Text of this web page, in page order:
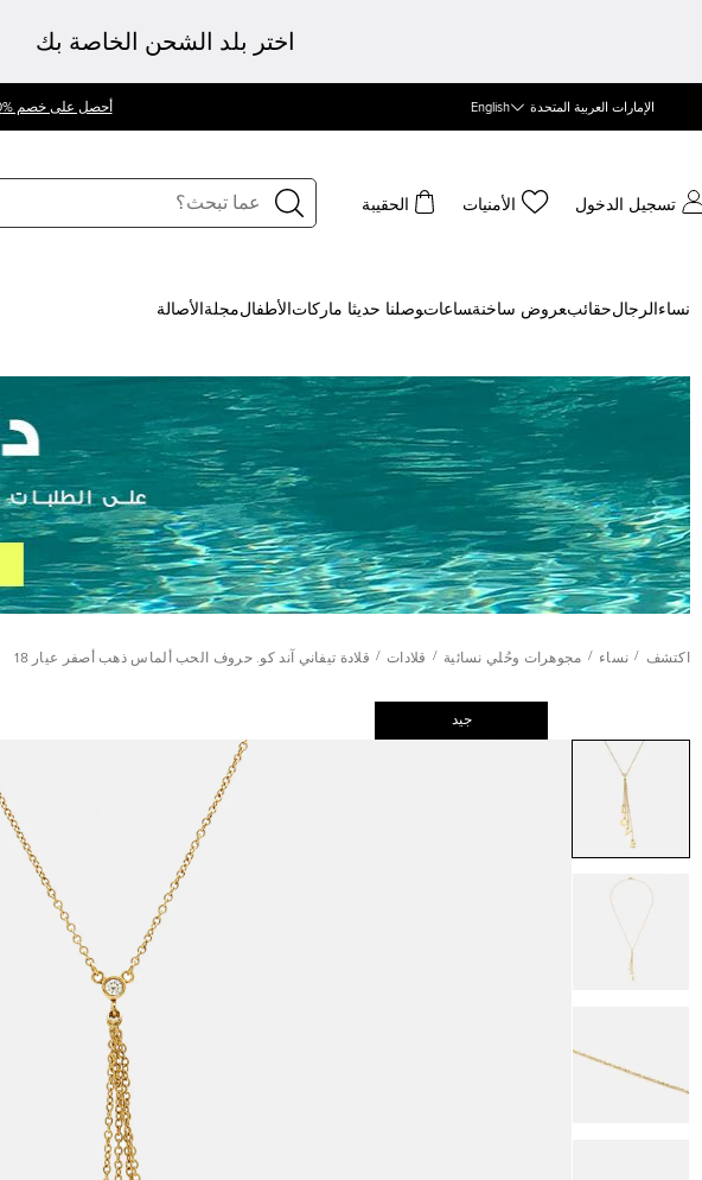
اختر بلد الشحن الخاصة بك
الإمارات العربية المتحدة English أحصل على خصم %10 على أول طلب لك. إستعمل الرمز - WELCOME10
تسجيل الدخول الأمنيات الحقيبة
نساء الرجالحقائب‍عروض ساخنة‍ساعات‍وصلنا حديثا ‍ ماركات الأطفالمجلة الأصالة
اكتشف / نساء / مجوهرات وحُلي نسائية / قلادات / قلادة تيفاني آند كو. حروف الحب ألماس ذهب أصفر عيار 18
جيد